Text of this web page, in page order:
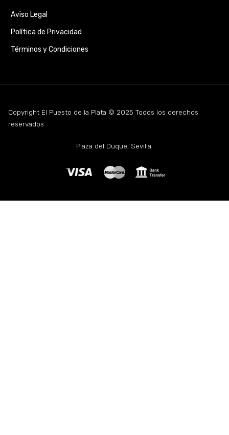
Aviso Legal
Política de Privacidad
Términos y Condiciones
Copyright El Puesto de la Plata © 2025 Todos los derechos
reservados
Plaza del Duque, Sevilla.